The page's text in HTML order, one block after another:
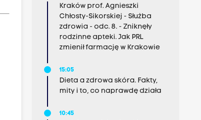
Kraków prof. Agnieszki
Chłosty-Sikorskiej - Służba
zdrowia - odc. 8. - Zniknęły
rodzinne apteki. Jak PRL
zmienił farmację w Krakowie
15:05
Dieta a zdrowa skóra. Fakty,
mity i to, co naprawdę działa
10:45